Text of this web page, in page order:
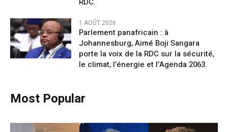
1 AOÛT 2026
Parlement panafricain : à
Johannesburg, Aimé Boji Sangara
porte la voix de la RDC sur la sécurité,
le climat, l’énergie et l’Agenda 2063.
Most Popular